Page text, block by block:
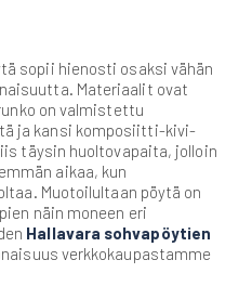
sopii hienosti osaksi vähän
Materiaalit ovat
on valmistettu
ja kansi komposiitti-kivi-
täysin huoltovapaita, jolloin
aikaa, kun
Muotoilultaan pöytä on
näin moneen eri
Hallavara sohvapöytien
verkkokaupastamme